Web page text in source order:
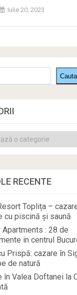
Iulie 20, 2023
Cauta
RECENTE
Toplița –
cu piscină și saună
Apartments : 28 de
in centrul
Prispă: cazare în
de natură
în Valea Doftanei la